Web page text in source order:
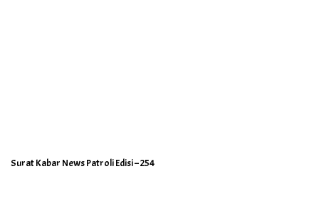
Surat Kabar News Patroli Edisi – 254